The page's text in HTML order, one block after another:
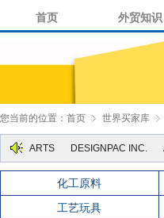
首页 外贸知识
您当前的位置： 首页 世界买家库
ARTS DESIGNPAC INC.
化工原料
工艺玩具